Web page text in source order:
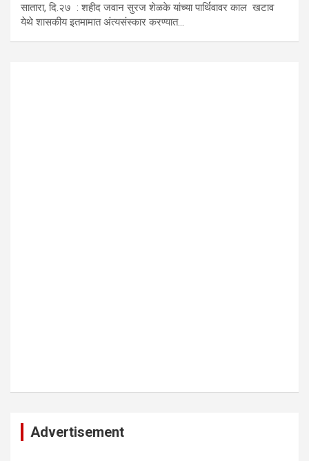
सातारा, दि.२७ : शहीद जवान सुरज शेळके यांच्या पार्थिवावर काल खटाव
येथे शासकीय इतमामात अंत्यसंस्कार करण्यात…
Advertisement